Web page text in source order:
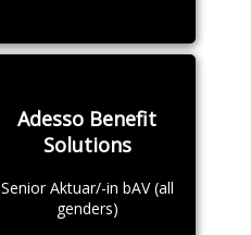
Adesso Benefit
Solutions
Senior Aktuar/-in bAV (all
genders)